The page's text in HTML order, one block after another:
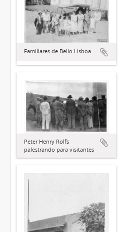
Familiares de Bello Lisboa
Peter Henry Rolfs
palestrando para visitantes